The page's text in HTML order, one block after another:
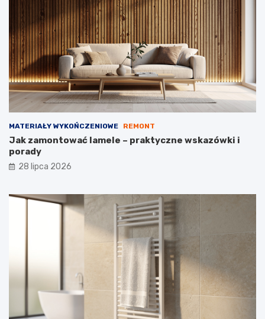
k
o
s
z
t
ó
w
a
n
e
MATERIAŁY WYKOŃCZENIOWE REMONT
Jak zamontować lamele – praktyczne wskazówki i
porady
28 lipca 2026